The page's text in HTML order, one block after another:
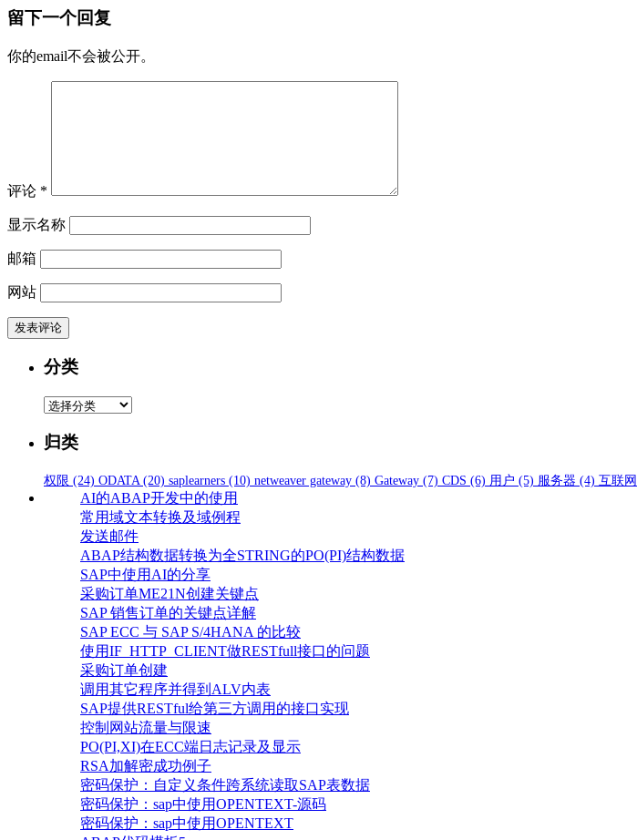
留下一个回复
你的email不会被公开。
评论 *
显示名称
邮箱
网站
分类
分
归类
权限 (24) ODATA (20) saplearners (10) netweaver gateway (8) Gateway (7) CDS (6) 用户 (5) 服务器 (4) 互联网
AI的ABAP开发中的使用
常用域文本转换及域例程
发送邮件
ABAP结构数据转换为全STRING的PO(PI)结构数据
SAP中使用AI的分享
采购订单ME21N创建关键点
SAP 销售订单的关键点详解
SAP ECC 与 SAP S/4HANA 的比较
使用IF_HTTP_CLIENT做RESTfull接口的问题
采购订单创建
调用其它程序并得到ALV内表
SAP提供RESTful给第三方调用的接口实现
控制网站流量与限速
PO(PI,XI)在ECC端日志记录及显示
RSA加解密成功例子
密码保护：自定义条件跨系统读取SAP表数据
密码保护：sap中使用OPENTEXT-源码
密码保护：sap中使用OPENTEXT